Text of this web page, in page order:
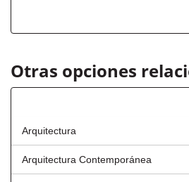
Otras opciones
Arquitectura
Arquitectura Contemporánea